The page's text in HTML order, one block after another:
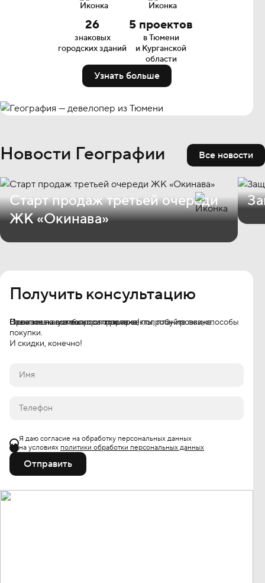
знаковых
городских зданий
26
в Тюмени
и Курганской
области
5 проектов
Узнать больше
Новости Географии Все новости
Старт продаж третьей очереди
ЖК «Окинава»
Получить консультацию
Ответим на все вопросы про проекты, планировки, способы
покупки.
И скидки, конечно!
Я даю согласие на обработку персональных данных
на условиях политики обработки персональных данных
Отправить
Ваша заявка успешно отправлена!
Произошла ошибка при отправке, попробуйте позже.